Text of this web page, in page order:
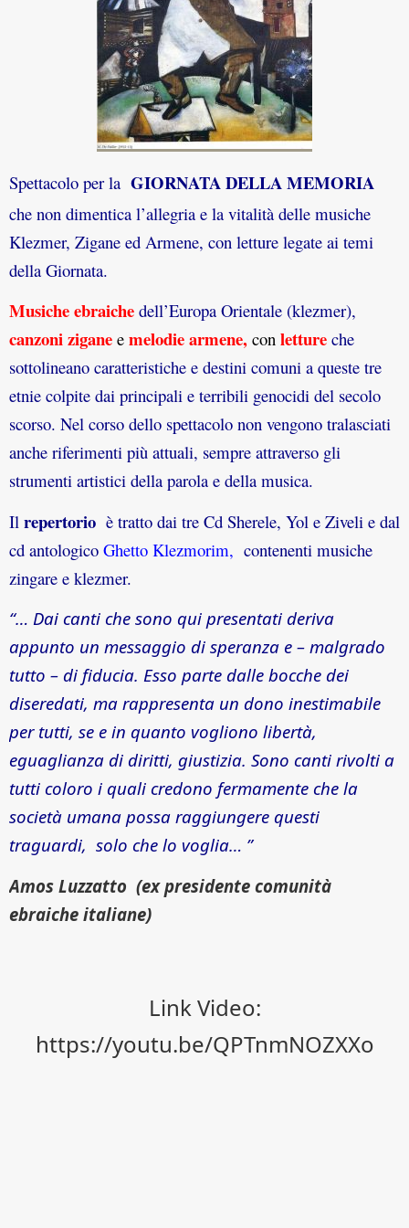
Spettacolo per la GIORNATA DELLA MEMORIA
che non dimentica l’allegria e la vitalità delle musiche
Klezmer, Zigane ed Armene, con letture legate ai temi
della Giornata.
Musiche ebraiche dell’Europa Orientale (klezmer),
canzoni zigane e melodie armene, con letture che
sottolineano caratteristiche e destini comuni a queste tre
etnie colpite dai principali e terribili genocidi del secolo
scorso. Nel corso dello spettacolo non vengono tralasciati
anche riferimenti più attuali, sempre attraverso gli
strumenti artistici della parola e della musica.
Il repertorio è tratto dai tre Cd Sherele, Yol e Ziveli e dal
cd antologico Ghetto Klezmorim, contenenti musiche
zingare e klezmer.
“… Dai canti che sono qui presentati deriva
appunto un messaggio di speranza e – malgrado
tutto – di fiducia. Esso parte dalle bocche dei
diseredati, ma rappresenta un dono inestimabile
per tutti, se e in quanto vogliono libertà,
eguaglianza di diritti, giustizia. Sono canti rivolti a
tutti coloro i quali credono fermamente che la
società umana possa raggiungere questi
traguardi, solo che lo voglia… ”
Amos Luzzatto (ex presidente comunità
ebraiche italiane)
Link Video:
https://youtu.be/QPTnmNOZXXo